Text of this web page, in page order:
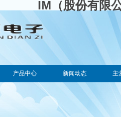
IM（股份有限
产品中心 新闻动态 主